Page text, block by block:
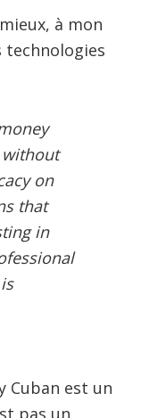
à mon
technologies
on
that
in
Cuban est un
pas un